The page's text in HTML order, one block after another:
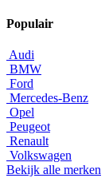
Populair
Audi
BMW
Ford
Mercedes-Benz
Opel
Peugeot
Renault
Volkswagen
Bekijk alle merken